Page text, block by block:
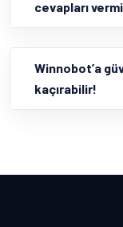
cevapları
Winnobot’a
kaçırabilir!